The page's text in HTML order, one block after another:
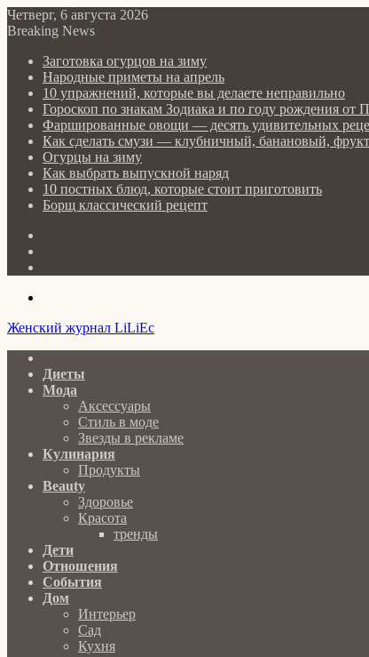
Четверг, 6 августа 2026
Breaking News
Заготовка огурцов на зиму
Народные приметы на апрель
10 упражнений, которые вы делаете неправильно
Гороскоп по знакам Зодиака и по году рождения
Фаршированные овощи — десять удивительных
Как сделать cмузи — клубничный, банановый,
Огурцы на зиму
Как выбрать выпускной наряд
10 постных блюд, которые стоит приготовить
Борщ классический рецепт
Женский журнал LiLiEc
Диеты
Мода
Аксессуары
Стиль в моде
Звезды в рекламе
Кулинария
Продукты
Beauty
Здоровье
Красота
тренды
Дети
Отношения
События
Дом
Интерьер
Сад
Кухня